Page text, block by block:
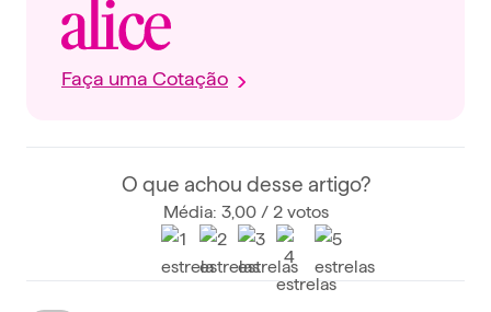
Faça uma Cotação
O que achou desse artigo?
Média: 3,00 / 2 votos